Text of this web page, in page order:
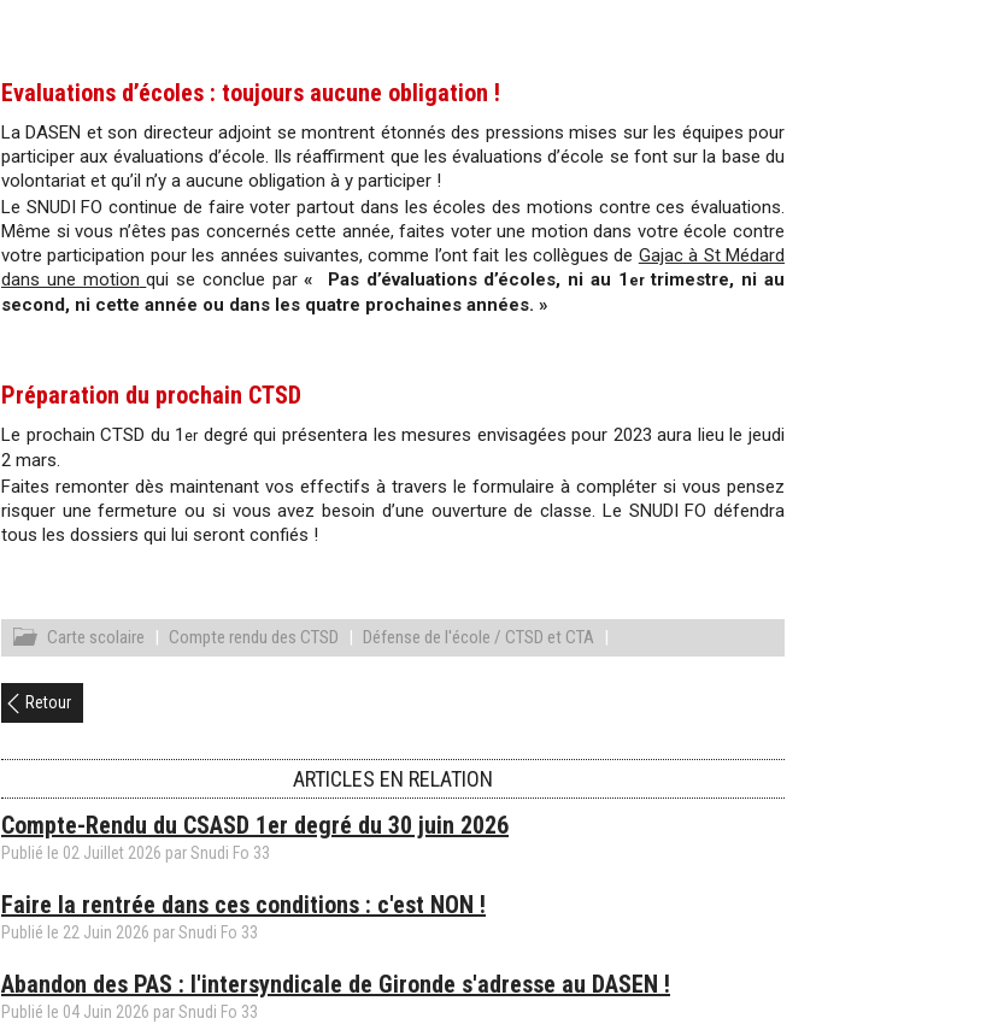
Evaluations d’écoles : toujours aucune obligation !
La DASEN et son directeur adjoint se montrent étonnés des pressions mises sur les équipes pour
participer aux évaluations d’école. Ils réaffirment que les évaluations d’école se font sur la base du
volontariat et qu’il n’y a aucune obligation à y participer !
Le SNUDI FO continue de faire voter partout dans les écoles des motions contre ces évaluations.
Même si vous n’êtes pas concernés cette année, faites voter une motion dans votre école contre
votre participation pour les années suivantes, comme l’ont fait les collègues de Gajac à St Médard
dans une motion qui se conclue par« Pas d’évaluations d’écoles, ni au 1 ertrimestre, ni au
second, ni cette année ou dans les quatre prochaines années. »
Préparation du prochain CTSD
Le prochain CTSD du 1er degré qui présentera les mesures envisagées pour 2023 aura lieu le jeudi
2 mars.
Faites remonter dès maintenant vos effectifs à travers le formulaire à compléter si vous pensez
risquer une fermeture ou si vous avez besoin d’une ouverture de classe. Le SNUDI FO défendra
tous les dossiers qui lui seront confiés !
Carte scolaire | Compte rendu des CTSD | Défense de l'école / CTSD et CTA |
Retour
ARTICLES EN RELATION
Compte-Rendu du CSASD 1er degré du 30 juin 2026
Publié le 02 Juillet 2026 parSnudi Fo 33
Faire la rentrée dans ces conditions : c'est NON !
Publié le 22 Juin 2026 parSnudi Fo 33
Abandon des PAS : l'intersyndicale de Gironde s'adresse au DASEN !
Publié le 04 Juin 2026 parSnudi Fo 33